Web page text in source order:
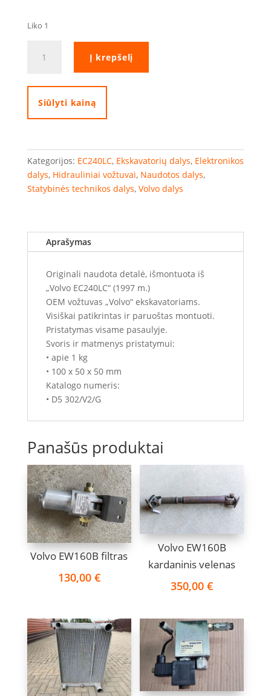
Liko 1
kiekis:
slėgio
vožtuvas
Į krepšelį
Siūlyti kainą
Kategorijos: EC240LC, Ekskavatorių dalys, Elektronikos
dalys, Hidrauliniai vožtuvai, Naudotos dalys,
Statybinės technikos dalys, Volvo dalys
Aprašymas
Originali naudota detalė, išmontuota iš
„Volvo EC240LC“ (1997 m.)
OEM vožtuvas „Volvo“ ekskavatoriams.
Visiškai patikrintas ir paruoštas montuoti.
Pristatymas visame pasaulyje.
Svoris ir matmenys pristatymui:
• apie 1 kg
• 100 x 50 x 50 mm
Katalogo numeris:
• D5 302/V2/G
Panašūs produktai
Volvo EW160B filtras
130,00 €
Volvo EW160B
kardaninis velenas
350,00€